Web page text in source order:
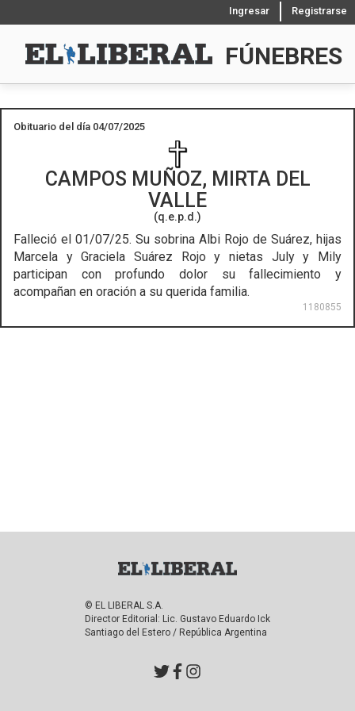
Ingresar Registrarse
FÚNEBRES
Obituario del día 04/07/2025
CAMPOS MUÑOZ, MIRTA DEL
VALLE
(q.e.p.d.)
Falleció el 01/07/25. Su sobrina Albi Rojo de Suárez, hijas
Marcela y Graciela Suárez Rojo y nietas July y Mily
participan con profundo dolor su fallecimiento y
acompañan en oración a su querida familia.
1180855
© EL LIBERAL S.A.
Director Editorial: Lic. Gustavo Eduardo Ick
Santiago del Estero / República Argentina